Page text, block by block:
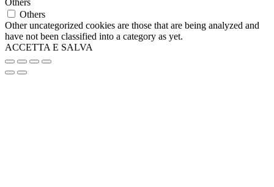
70x110
75 cm(0)
750ml - Diametro 15x6 cm(0)
750ml - Ø15x6 cm
75x100
Others
Others
Other uncategorized cookies are those that are being analyzed and
have not been classified into a category as yet.
ACCETTA E SALVA